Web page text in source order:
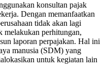
konsultan pajak
Dengan memanfaatkan
tidak akan lagi
melakukan perhitungan,
laporan perpajakan. Hal ini
manusia (SDM) yang
untuk kegiatan lain